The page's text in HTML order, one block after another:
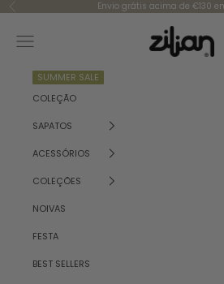
Saltar para o conteúdo
Anterior Envio grátis acima de €130
Zilian
Menu
SUMMER SALE
COLEÇÃO
SAPATOS
ACESSÓRIOS
COLEÇÕES
NOIVAS
FESTA
BEST SELLERS